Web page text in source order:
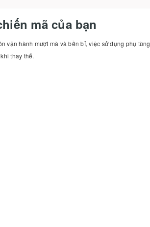
mã của bạn
vận hành mượt mà và bền bỉ, việc sử dụng phụ tùng
thay thế.